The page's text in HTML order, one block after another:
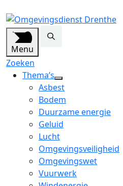
Menu
Zoeken
Thema’s
open
dropdown
menu
Asbest
Bodem
Duurzame energie
Geluid
Lucht
Omgevingsveiligheid
Omgevingswet
Vuurwerk